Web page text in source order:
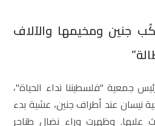
جنين ومخيمها والآلاف
جمعية "فلسطيننا نداء الحياة"،
نيسان عند أطراف جنين، عشية بدء
عليها. وظهرت وراء نضال طناجر